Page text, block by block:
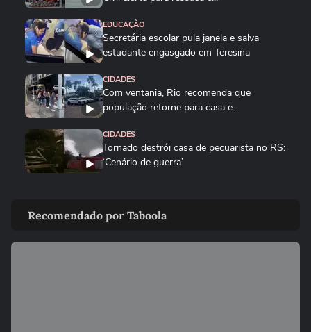
EDUCAÇÃO
Secretária escolar pula janela e salva
estudante engasgado em Teresina
CIDADES
Com ventania, Rio recomenda que
população retorne para casa e...
CIDADES
Tornado destrói casa de pecuarista no RS:
‘Cenário de guerra’
homens em parque de São...
BRASIL
Recomendado por Taboola